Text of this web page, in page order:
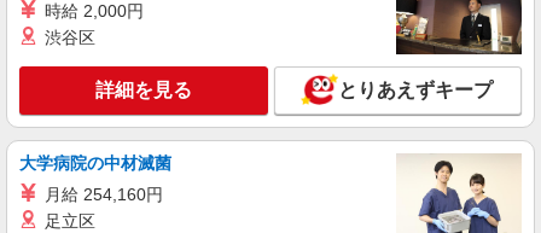
紹介予定派遣
年金申込みのご案内
時給1800円 ★月収例：292,950円⇒時給1800
円×実働7.75H×21日
詳細を見る
時給 2,000円
渋谷区
詳細を見る とりあえずキープ
大学病院の中材滅菌
月給 254,160円
足立区